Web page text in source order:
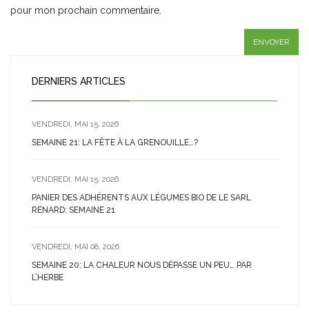
pour mon prochain commentaire.
DERNIERS ARTICLES
VENDREDI, MAI 15, 2026
SEMAINE 21: LA FÊTE À LA GRENOUILLE…?
VENDREDI, MAI 15, 2026
PANIER DES ADHÉRENTS AUX LÉGUMES BIO DE LE SARL
RENARD: SEMAINE 21
VENDREDI, MAI 08, 2026
SEMAINE 20: LA CHALEUR NOUS DÉPASSE UN PEU… PAR
L’HERBE